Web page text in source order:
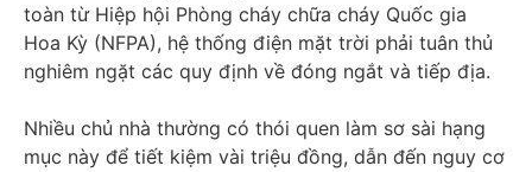
toàn từ Hiệp hội Phòng cháy chữa cháy Quốc gia
Hoa Kỳ (NFPA), hệ thống điện mặt trời phải tuân thủ
nghiêm ngặt các quy định về đóng ngắt và tiếp địa.
Nhiều chủ nhà thường có thói quen làm sơ sài hạng
mục này để tiết kiệm vài triệu đồng, dẫn đến nguy cơ